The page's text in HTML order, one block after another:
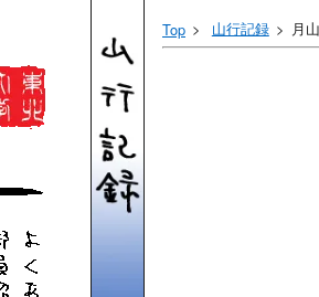
Top 山行記録 月